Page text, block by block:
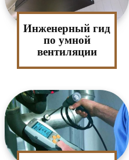
Инженерный гид
по умной
вентиляции